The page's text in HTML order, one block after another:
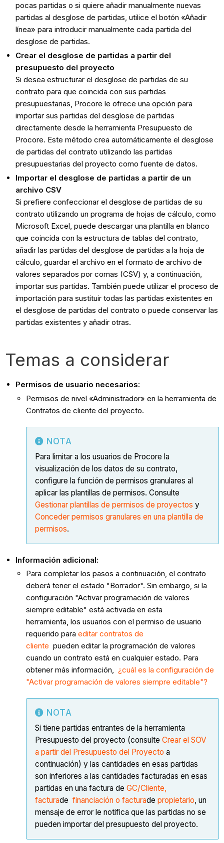
pocas partidas o si quiere añadir manualmente nuevas
partidas al desglose de partidas, utilice el botón «Añadir
línea» para introducir manualmente cada partida del
desglose de partidas.
Crear el desglose de partidas a partir del
presupuesto del proyecto
Si desea estructurar el desglose de partidas de su
contrato para que coincida con sus partidas
presupuestarias, Procore le ofrece una opción para
importar sus partidas del desglose de partidas
directamente desde la herramienta Presupuesto de
Procore. Este método crea automáticamente el desglose
de partidas del contrato utilizando las partidas
presupuestarias del proyecto como fuente de datos.
Importar el desglose de partidas a partir de un
archivo CSV
Si prefiere confeccionar el desglose de partidas de su
contrato utilizando un programa de hojas de cálculo, como
Microsoft Excel, puede descargar una plantilla en blanco
que coincida con la estructura de tablas del contrato,
añadir las partidas del desglose de partidas a la hoja de
cálculo, guardar el archivo en el formato de archivo de
valores separados por comas (CSV) y, a continuación,
importar sus partidas. También puede utilizar el proceso de
importación para sustituir todas las partidas existentes en
el desglose de partidas del contrato o puede conservar las
partidas existentes y añadir otras.
Temas a considerar
Permisos de usuario necesarios:
Permisos de nivel «Administrador» en la herramienta de
Contratos de cliente del proyecto.
NOTA
Para limitar a los usuarios de Procore la
visualización de los datos de su contrato,
configure la función de permisos granulares al
aplicar las plantillas de permisos. Consulte
Gestionar plantillas de permisos de proyectos y
Conceder permisos granulares en una plantilla de
permisos.
Información adicional:
Para completar los pasos a continuación, el contrato
deberá tener el estado "Borrador". Sin embargo, si la
configuración "Activar programación de valores
siempre editable" está activada en esta
herramienta, los usuarios con el permiso de usuario
requerido paraeditar contratos de
cliente pueden editar la programación de valores
cuando un contrato está en cualquier estado. Para
obtener más información,¿cuál es la configuración de
"Activar programación de valores siempre editable"?
NOTA
Si tiene partidas entrantes de la herramienta
Presupuesto del proyecto (consulteCrear el SOV
a partir del Presupuesto del Proyecto a
continuación) y las cantidades en esas partidas
son inferiores a las cantidades facturadas en esas
partidas en una factura deGC/Cliente,
facturadefinanciación o facturadepropietario, un
mensaje de error le notifica que las partidas no se
pueden importar del presupuesto del proyecto.